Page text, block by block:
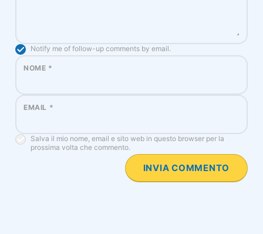
Notify me of follow-up comments by email.
NOME *
EMAIL *
Salva il mio nome, email e sito web in questo browser per la
prossima volta che commento.